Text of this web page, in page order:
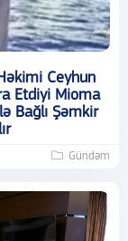
Ceyhun
Etdiyi Mioma
Bağlı Şəmkir
Gündəm